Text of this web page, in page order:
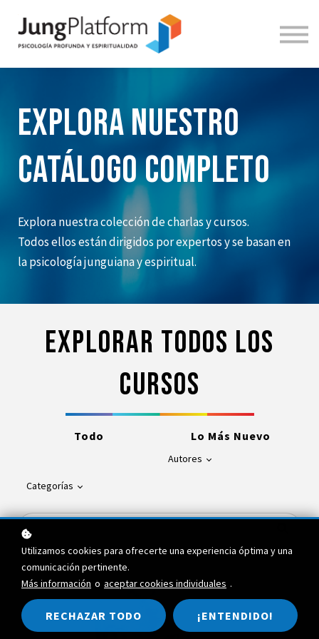
DOCENTES
INICIAR SESIÓN
REGÍSTRATE
Explora nuestro
catálogo completo
Explora nuestra colección de charlas y cursos.
Todos ellos están dirigidos por expertos y se basan en
la psicología junguiana y espiritual.
Explorar todos los
cursos
Todo Lo Más Nuevo
Autores
Categorías
Utilizamos cookies para ofrecerte una experiencia óptima y una
comunicación pertinente.
Más información o aceptar cookies individuales .
RECHAZAR TODO ¡ENTENDIDO!